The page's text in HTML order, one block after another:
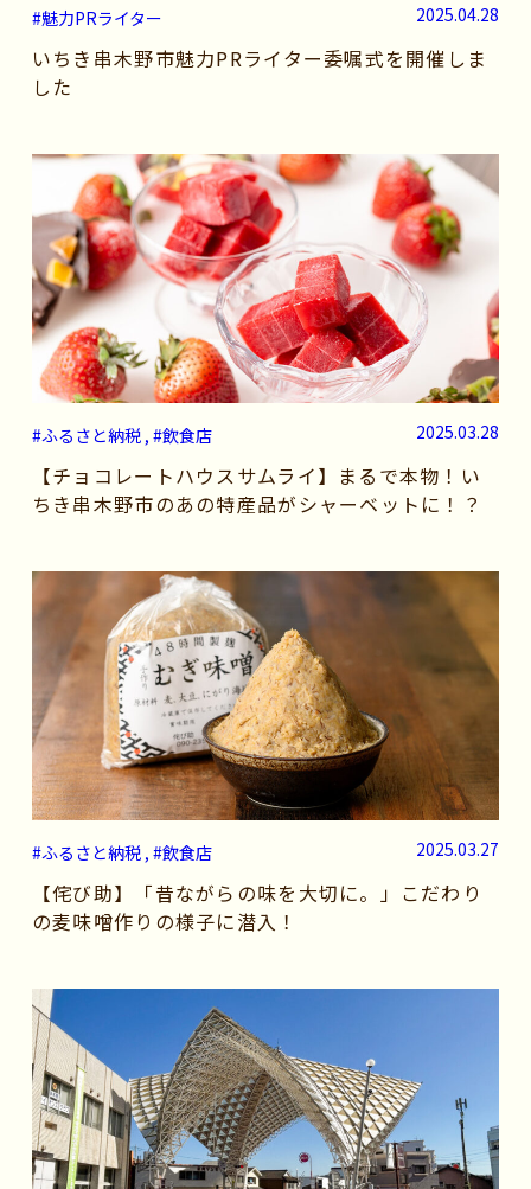
#魅力PRライター 2025.04.28
いちき串木野市魅力PRライター委嘱式を開催しま
した
#ふるさと納税 , #飲食店 2025.03.28
【チョコレートハウスサムライ】まるで本物！い
ちき串木野市のあの特産品がシャーベットに！？
#ふるさと納税 , #飲食店 2025.03.27
【侘び助】「昔ながらの味を大切に。」こだわり
の麦味噌作りの様子に潜入！